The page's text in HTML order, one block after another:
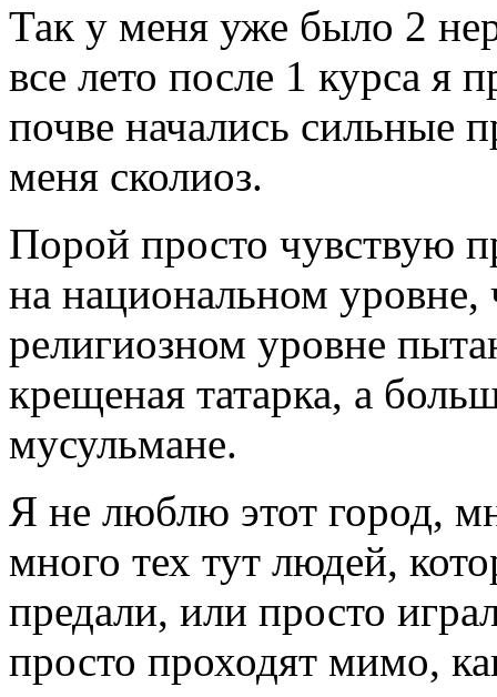
Так у меня уже было 2
все лето после 1 курса я
почве начались сильные
меня сколиоз.
Порой просто чувствую
на национальном
религиозном уровне
крещеная татарка, а
мусульмане.
Я не люблю этот город,
много тех тут людей,
предали, или просто
просто проходят мимо,